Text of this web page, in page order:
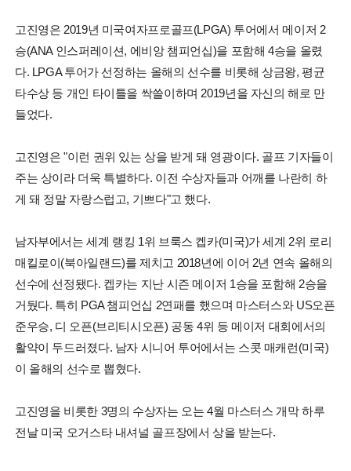
고진영은 2019년 미국여자프로골프(LPGA) 투어에서 메이저 2
승(ANA 인스퍼레이션, 에비앙 챔피언십)을 포함해 4승을 올렸
다. LPGA 투어가 선정하는 올해의 선수를 비롯해 상금왕, 평균
타수상 등 개인 타이틀을 싹쓸이하며 2019년을 자신의 해로 만
들었다.
고진영은 "이런 권위 있는 상을 받게 돼 영광이다. 골프 기자들이
주는 상이라 더욱 특별하다. 이전 수상자들과 어깨를 나란히 하
게 돼 정말 자랑스럽고, 기쁘다"고 했다.
남자부에서는 세계 랭킹 1위 브룩스 켑카(미국)가 세계 2위 로리
매킬로이(북아일랜드)를 제치고 2018년에 이어 2년 연속 올해의
선수에 선정됐다. 켑카는 지난 시즌 메이저 1승을 포함해 2승을
거뒀다. 특히 PGA 챔피언십 2연패를 했으며 마스터스와 US오픈
준우승, 디 오픈(브리티시오픈) 공동 4위 등 메이저 대회에서의
활약이 두드러졌다. 남자 시니어 투어에서는 스콧 매캐런(미국)
이 올해의 선수로 뽑혔다.
고진영을 비롯한 3명의 수상자는 오는 4월 마스터스 개막 하루
전날 미국 오거스타 내셔널 골프장에서 상을 받는다.